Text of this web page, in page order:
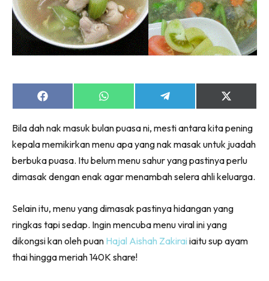
Share
on
Share
on
Share
on
Share
on
(Twitter)
Bila dah nak masuk bulan puasa ni, mesti antara kita pening
kepala memikirkan menu apa yang nak masak untuk juadah
berbuka puasa. Itu belum menu sahur yang pastinya perlu
dimasak dengan enak agar menambah selera ahli keluarga.
Selain itu, menu yang dimasak pastinya hidangan yang
ringkas tapi sedap. Ingin mencuba menu viral ini yang
dikongsi kan oleh puan Hajal Aishah Zakirai iaitu sup ayam
thai hingga meriah 140K share!